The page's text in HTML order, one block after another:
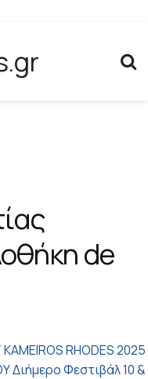
de
RHODES 2025
Διήμερο Φεστιβάλ 10 &